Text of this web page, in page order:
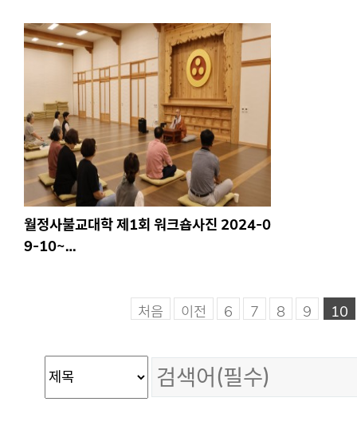
월정사불교대학 제1회 워크숍사진 2024-0
9-10~…
처음 이전 6 7 8 9 10